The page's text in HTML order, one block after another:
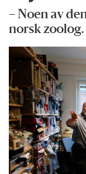
– Noen av
norsk zoolog.